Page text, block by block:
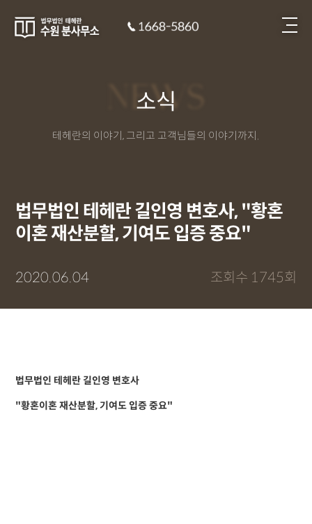
NEWS
소식
테헤란의 이야기, 그리고 고객님들의 이야기까지.
법무법인 테헤란 길인영 변호사, "황혼
이혼 재산분할, 기여도 입증 중요"
2020.06.04 조회수 1745회
법무법인 테헤란 길인영 변호사
"황혼이혼 재산분할, 기여도 입증 중요"